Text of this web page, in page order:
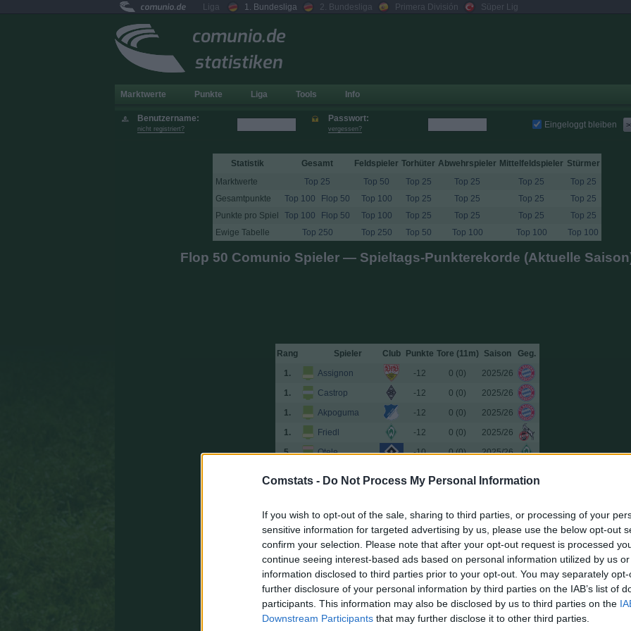
Comstats - Do Not Process My Personal Information
If you wish to opt-out of the sale, sharing to third parties, or processing of your
sensitive information for targeted advertising by us, please use the below opt-out
confirm your selection. Please note that after your opt-out request is processed
continue seeing interest-based ads based on personal information utilized by us
information disclosed to third parties prior to your opt-out. You may separately
further disclosure of your personal information by third parties on the IAB’s list of
participants. This information may also be disclosed by us to third parties on the
Downstream Participants that may further disclose it to other third parties.
comunio.de Liga 1. Bundesliga 2. Bundesliga Primera División Süper Lig
comunio.de
statistiken
Marktwerte Punkte Liga Tools Info
Benutzername:
nicht registriert?
Passwort:
vergessen? Eingeloggt bleiben
Statistik Gesamt Feldspieler Torhüter Abwehrspieler Mittelfeldspieler Stürmer
Marktwerte
Top 25 Top 50 Top 25 Top 25 Top 25
Top 25
Gesamtpunkte
Top 100 Flop 50 Top 100 Top 25 Top 25 Top 25
Top 25
Punkte pro Spiel
Top 100 Flop 50 Top 100 Top 25 Top 25 Top 25
Top 25
Ewige Tabelle
Top 250 Top 250 Top 50 Top 100 Top 100 Top 100
Flop 50 Comunio Spieler — Spieltags-Punkterekorde (Aktuelle
Rang Spieler Club Punkte Tore (11m) Saison
Geg.
1.
Assignon -12 0 (0)
2025/26
1.
Castrop -12 0 (0)
2025/26
1.
Akpoguma -12 0 (0)
2025/26
1.
Friedl -12 0 (0)
2025/26
5.
Otele -10 0 (0)
2025/26
Pherai -8 0 (0)
2025/26
7.
Svanberg -8 0 (0)
2025/26
7.
Dahmen -8 0 (0)
2025/26
Gocholeishvili 0 (0)
2025/26
12.
Sugawara -7 0 (0)
2025/26
12.
Reitz -7 0 (0)
2025/26